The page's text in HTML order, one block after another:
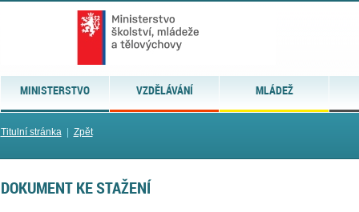
MINISTERSTVO VZDĚLÁVÁNÍ MLÁDEŽ
Titulní stránka| Zpět
DOKUMENT KE STAŽENÍ